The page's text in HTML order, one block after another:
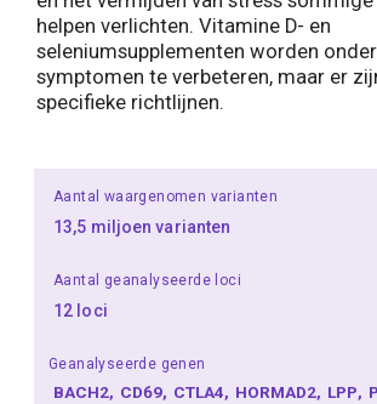
helpen verlichten. Vitamine D- en
seleniumsupplementen worden
symptomen te verbeteren, maar er
specifieke richtlijnen.
Aantal waargenomen varianten
13,5 miljoen varianten
Aantal geanalyseerde loci
12 loci
Geanalyseerde genen
BACH2 CD69 CTLA4 HORMAD2 LPP